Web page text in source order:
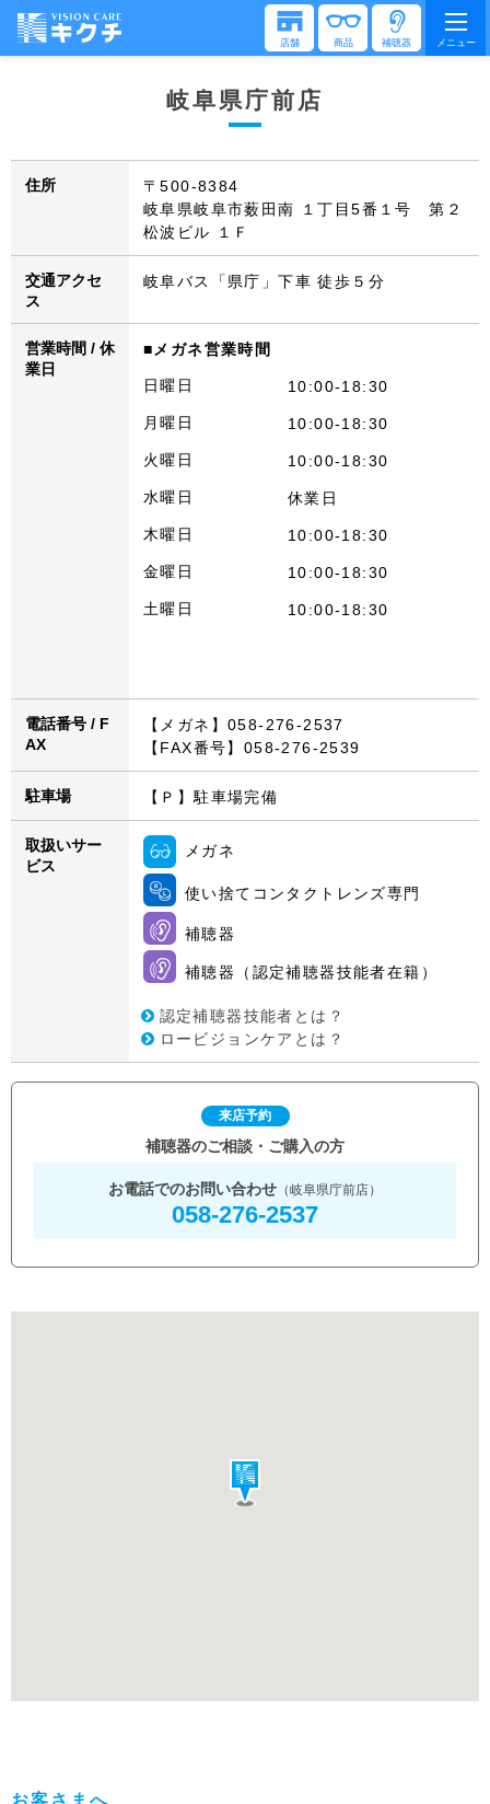
店舗 商品 補聴器 メニュー
岐阜県庁前店
住所
〒500-8384
岐阜県岐阜市薮田南 １丁目5番１号 第２
松波ビル １Ｆ
交通アクセ
ス
岐阜バス「県庁」下車 徒歩５分
営業時間 / 休
業日
■メガネ営業時間
日曜日 10:00-18:30
月曜日 10:00-18:30
火曜日 10:00-18:30
水曜日 休業日
木曜日 10:00-18:30
金曜日 10:00-18:30
土曜日 10:00-18:30
電話番号 / F
AX
【メガネ】058-276-2537
【FAX番号】058-276-2539
駐車場 【Ｐ】駐車場完備
取扱いサー
ビス
メガネ
使い捨てコンタクトレンズ専門
補聴器
補聴器（認定補聴器技能者在籍）
認定補聴器技能者とは？
ロービジョンケアとは？
来店予約
補聴器のご相談・ご購入の方
お電話でのお問い合わせ （岐阜県庁前店）
058-276-2537